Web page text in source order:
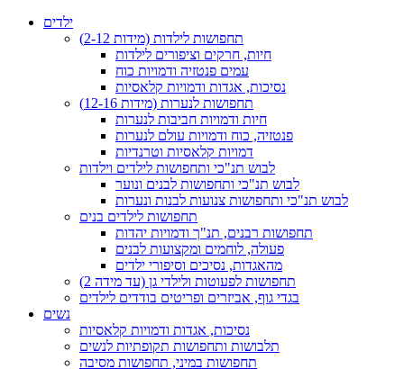
ילדים
תחפושות לילדות (מידות 2-12)
חיות, חרקים וציפורים לילדות
עמים פנטזיה ודמויות כוח
נסיכות, אגדות ודמויות קלאסיות
תחפושות לנערות (מידות 12-16)
חיות ודמויות חביבות לנערות
פנטזיה, כוח ודמויות עולם לנערות
דמויות קלאסיות וטרנדיות
לבוש תנ"כי ותחפושות לילדים וילדות
לבוש תנ"כי ותחפושות לבנים ונוער
לבוש תנ"כי ותחפושות צנועות לבנות ונערות
תחפושות לילדים בנים
תחפושות רבנים, תנ"ך ודמויות יהדות
פעולה, לוחמים ומקצועות לבנים
מהאגדות, נסיכים וסיפורי ילדים
תחפושות לפעוטות ולילדי גן (עד מידה 2)
בגדי גוף, אביזרים ופריטים בודדים לילדים
נשים
נסיכות, אגדות ודמויות קלאסיות
תלבושות ותחפושות תקופתיות לנשים
תחפושות במיני, תחפושות מסיבה